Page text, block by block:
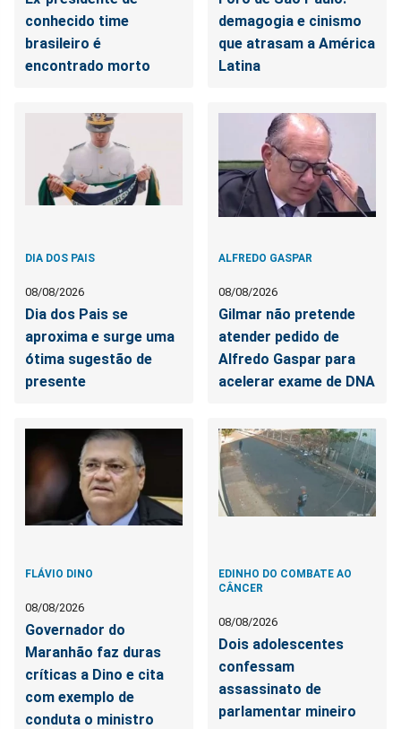
conhecido time
brasileiro é
encontrado morto
demagogia e cinismo
que atrasam a América
Latina
DIA DOS PAIS
08/08/2026
Dia dos Pais se
aproxima e surge uma
ótima sugestão de
presente
ALFREDO GASPAR
08/08/2026
Gilmar não pretende
atender pedido de
Alfredo Gaspar para
acelerar exame de DNA
FLÁVIO DINO
08/08/2026
Governador do
Maranhão faz duras
críticas a Dino e cita
com exemplo de
conduta o ministro
EDINHO DO COMBATE AO
CÂNCER
08/08/2026
Dois adolescentes
confessam
assassinato de
parlamentar mineiro